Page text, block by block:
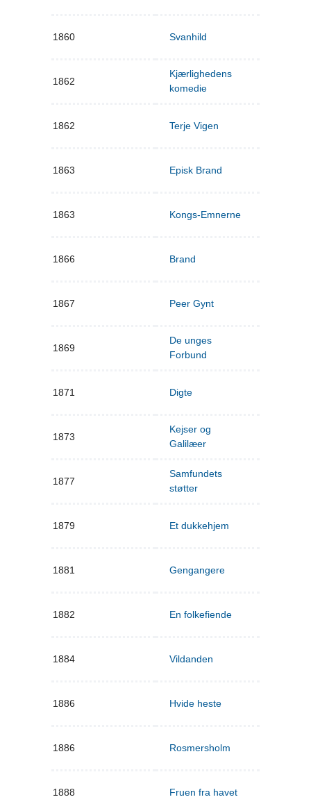
1860 Svanhild
1862
Kjærlighedens
komedie
1862 Terje Vigen
1863 Episk Brand
1863 Kongs-Emnerne
1866 Brand
1867 Peer Gynt
1869
De unges
Forbund
1871 Digte
1873
Kejser og
Galilæer
1877
Samfundets
støtter
1879 Et dukkehjem
1881 Gengangere
1882 En folkefiende
1884 Vildanden
1886 Hvide heste
1886 Rosmersholm
1888 Fruen fra havet